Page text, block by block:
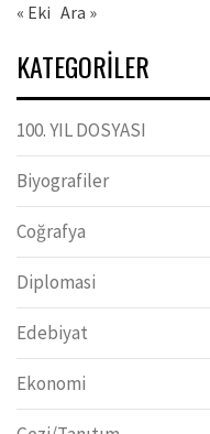
« Eki Ara »
KATEGORILER
100. YIL DOSYASI
Biyografiler
Coğrafya
Diplomasi
Edebiyat
Ekonomi